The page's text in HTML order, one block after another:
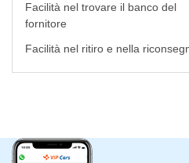
Facilità nel trovare il banco del
fornitore
Facilità nel ritiro e nella